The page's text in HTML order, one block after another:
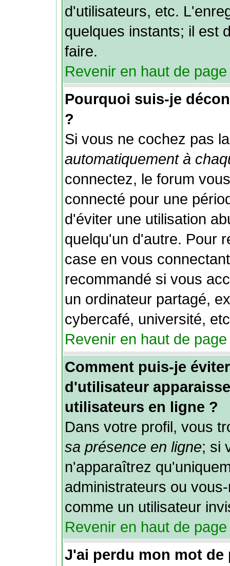
d'utilisateurs, etc.
quelques instants; il est
faire.
Revenir en haut de page
Pourquoi suis-je
?
Si vous ne cochez pas
automatiquement à
connectez, le forum
connecté pour une
d'éviter une utilisation
quelqu'un d'autre. Pour
case en vous
recommandé si vous
un ordinateur partagé,
cybercafé, université,
Revenir en haut de page
Comment puis-je
d'utilisateur
utilisateurs en ligne ?
Dans votre profil, vous
sa présence en ligne; si
n'apparaîtrez
administrateurs ou
comme un utilisateur
Revenir en haut de page
J'ai perdu mon mot de